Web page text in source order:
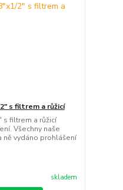
s filtrem a růžicí
s filtrem a růžicí
Všechny naše
ně vydáno prohlášení
skladem